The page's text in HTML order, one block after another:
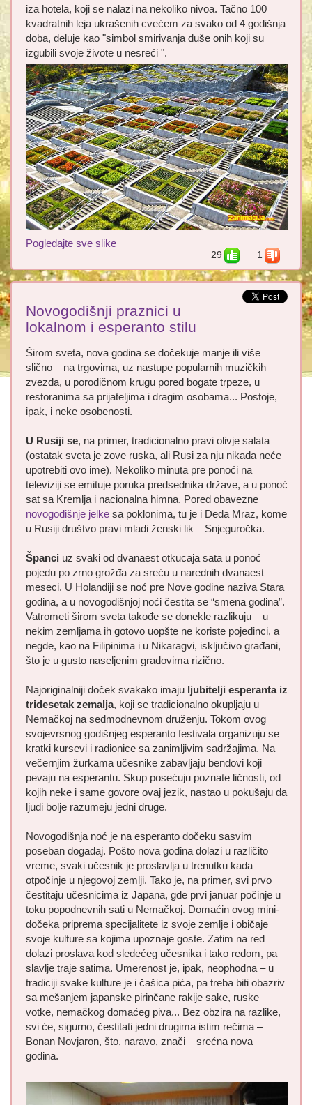
iza hotela, koji se nalazi na nekoliko nivoa. Tačno 100
kvadratnih leja ukrašenih cvećem za svako od 4 godišnja
doba, deluje kao "simbol smirivanja duše onih koji su
izgubili svoje živote u nesreći ".
Pogledajte sve slike
29
1
Novogodišnji praznici u
lokalnom i esperanto stilu
Širom sveta, nova godina se dočekuje manje ili više
slično – na trgovima, uz nastupe popularnih muzičkih
zvezda, u porodičnom krugu pored bogate trpeze, u
restoranima sa prijateljima i dragim osobama... Postoje,
ipak, i neke osobenosti.
U Rusiji se, na primer, tradicionalno pravi olivje salata
(ostatak sveta je zove ruska, ali Rusi za nju nikada neće
upotrebiti ovo ime). Nekoliko minuta pre ponoći na
televiziji se emituje poruka predsednika države, a u ponoć
sat sa Kremlja i nacionalna himna. Pored obavezne
novogodišnje jelke sa poklonima, tu je i Deda Mraz, kome
u Rusiji društvo pravi mladi ženski lik – Snjeguročka.
Španci uz svaki od dvanaest otkucaja sata u ponoć
pojedu po zrno grožđa za sreću u narednih dvanaest
meseci. U Holandiji se noć pre Nove godine naziva Stara
godina, a u novogodišnjoj noći čestita se “smena godina”.
Vatrometi širom sveta takođe se donekle razlikuju – u
nekim zemljama ih gotovo uopšte ne koriste pojedinci, a
negde, kao na Filipinima i u Nikaragvi, isključivo građani,
što je u gusto naseljenim gradovima rizično.
Najoriginalniji doček svakako imaju ljubitelji esperanta iz
tridesetak zemalja, koji se tradicionalno okupljaju u
Nemačkoj na sedmodnevnom druženju. Tokom ovog
svojevrsnog godišnjeg esperanto festivala organizuju se
kratki kursevi i radionice sa zanimljivim sadržajima. Na
večernjim žurkama učesnike zabavljaju bendovi koji
pevaju na esperantu. Skup posećuju poznate ličnosti, od
kojih neke i same govore ovaj jezik, nastao u pokušaju da
ljudi bolje razumeju jedni druge.
Novogodišnja noć je na esperanto dočeku sasvim
poseban događaj. Pošto nova godina dolazi u različito
vreme, svaki učesnik je proslavlja u trenutku kada
otpočinje u njegovoj zemlji. Tako je, na primer, svi prvo
čestitaju učesnicima iz Japana, gde prvi januar počinje u
toku popodnevnih sati u Nemačkoj. Domaćin ovog mini-
dočeka priprema specijalitete iz svoje zemlje i običaje
svoje kulture sa kojima upoznaje goste. Zatim na red
dolazi proslava kod sledećeg učesnika i tako redom, pa
slavlje traje satima. Umerenost je, ipak, neophodna – u
tradiciji svake kulture je i čašica pića, pa treba biti obazriv
sa mešanjem japanske pirinčane rakije sake, ruske
votke, nemačkog domaćeg piva... Bez obzira na razlike,
svi će, sigurno, čestitati jedni drugima istim rečima –
Bonan Novjaron, što, naravo, znači – srećna nova
godina.